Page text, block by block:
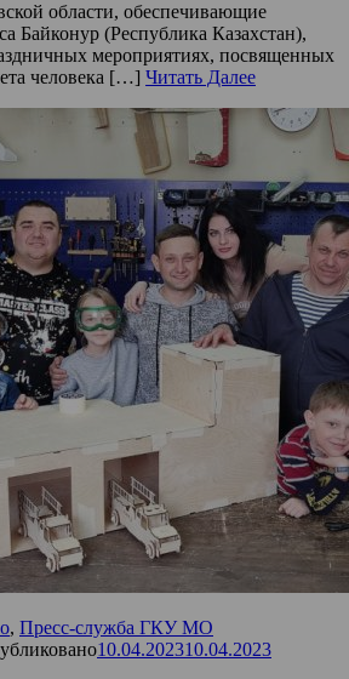
области, обеспечивающие
Байконур (Республика Казахстан),
мероприятиях, посвященных
человека […] Читать Далее
, Пресс-служба ГКУ МО
10.04.202310.04.2023